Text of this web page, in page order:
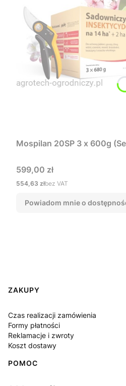
Mospilan 20SP 3 x 600g
Cena
599,00 zł
Cena
554,63 złbez VAT
Powiadom mnie o
Linki w stopce
ZAKUPY
Czas realizacji zamówienia
Formy płatności
Reklamacje i zwroty
Koszt dostawy
POMOC